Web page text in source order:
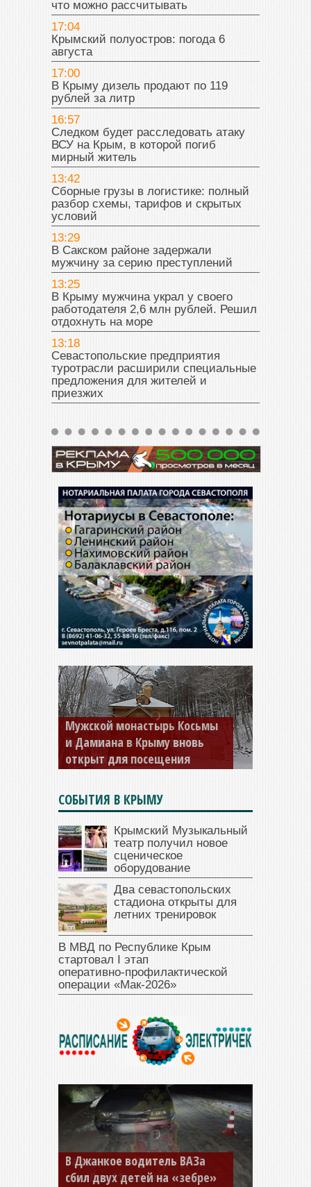
что можно рассчитывать
17:04
Крымский полуостров: погода 6
августа
17:00
В Крыму дизель продают по 119
рублей за литр
16:57
Следком будет расследовать атаку
ВСУ на Крым, в которой погиб
мирный житель
13:42
Сборные грузы в логистике: полный
разбор схемы, тарифов и скрытых
условий
13:29
В Сакском районе задержали
мужчину за серию преступлений
13:25
В Крыму мужчина украл у своего
работодателя 2,6 млн рублей. Решил
отдохнуть на море
13:18
Севастопольские предприятия
туротрасли расширили специальные
предложения для жителей и
приезжих
Мужской монастырь Косьмы
и Дамиана в Крыму вновь
открыт для посещения
СОБЫТИЯ В КРЫМУ
Крымский Музыкальный
театр получил новое
сценическое
оборудование
Два севастопольских
стадиона открыты для
летних тренировок
В МВД по Республике Крым
стартовал I этап
оперативно‑профилактической
операции «Мак‑2026»
В Джанкое водитель ВАЗа
сбил двух детей на «зебре»